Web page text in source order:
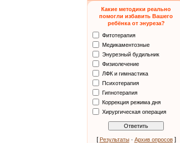
Какие методики реально
помогли избавить Вашего
ребёнка от энуреза?
Фитотерапия
Медикаментозные
Энурезный будильник
Физиолечение
ЛФК и гимнастика
Психотерапия
Гипнотерапия
Коррекция режима дня
Хирургическая операция
[ Результаты· Архив опросов]